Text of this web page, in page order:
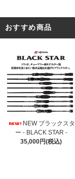
おすすめ商品
NEW ブラックスタ
ー - BLACK STAR -
35,000円(税込)